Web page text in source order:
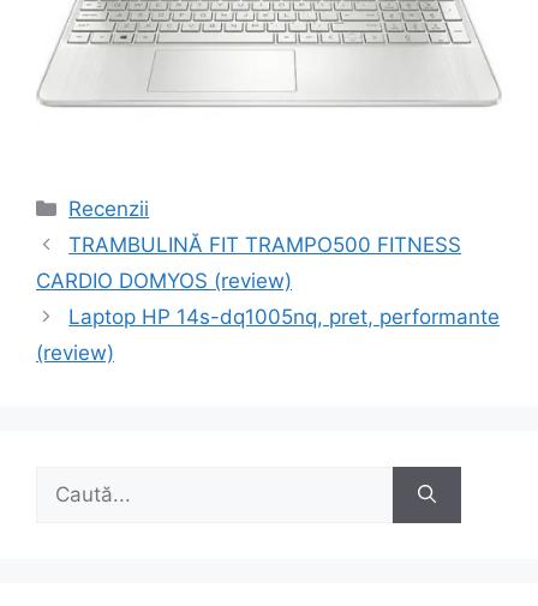
Categorii
Recenzii
Navigare
în
TRAMBULINĂ FIT TRAMPO500 FITNESS
CARDIO DOMYOS (review)
Laptop HP 14s-dq1005nq, pret, performante
(review)
după: